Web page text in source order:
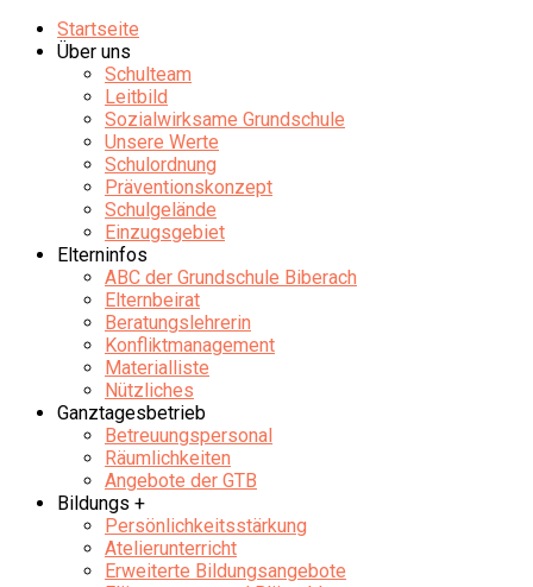
Startseite
Über uns
Schulteam
Leitbild
Sozialwirksame Grundschule
Unsere Werte
Schulordnung
Präventionskonzept
Schulgelände
Einzugsgebiet
Elterninfos
ABC der Grundschule Biberach
Elternbeirat
Beratungslehrerin
Konfliktmanagement
Materialliste
Nützliches
Ganztagesbetrieb
Betreuungspersonal
Räumlichkeiten
Angebote der GTB
Bildungs +
Persönlichkeitsstärkung
Atelierunterricht
Erweiterte Bildungsangebote